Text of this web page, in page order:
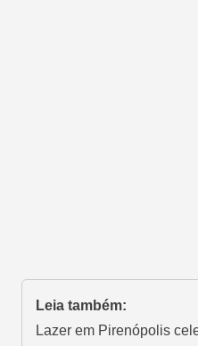
Leia também:
Lazer em Pirenópolis